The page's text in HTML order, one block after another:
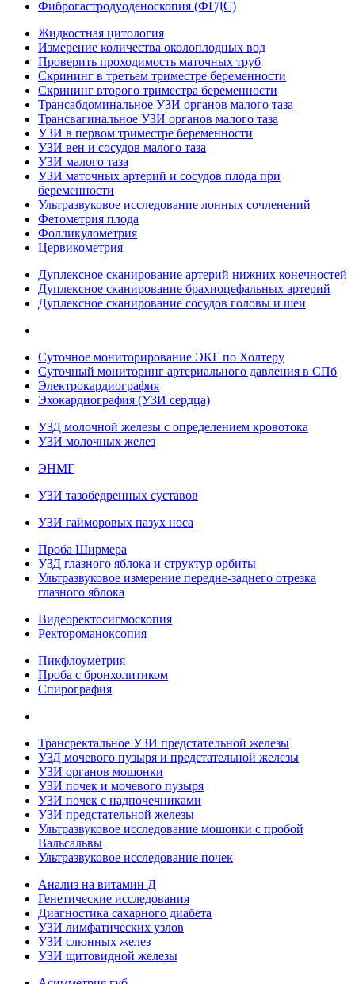
Фиброгастродуоденоскопия (ФГДС)
Жидкостная цитология
Измерение количества околоплодных вод
Проверить проходимость маточных труб
Скрининг в третьем триместре беременности
Скрининг второго триместра беременности
Трансабдоминальное УЗИ органов малого таза
Трансвагинальное УЗИ органов малого таза
УЗИ в первом триместре беременности
УЗИ вен и сосудов малого таза
УЗИ малого таза
УЗИ маточных артерий и сосудов плода при
беременности
Ультразвуковое исследование лонных сочленений
Фетометрия плода
Фолликулометрия
Цервикометрия
Дуплексное сканирование артерий нижних конечностей
Дуплексное сканирование брахиоцефальных артерий
Дуплексное сканирование сосудов головы и шеи
Суточное мониторирование ЭКГ по Холтеру
Суточный мониторинг артериального давления в СПб
Электрокардиография
Эхокардиография (УЗИ сердца)
УЗД молочной железы с определением кровотока
УЗИ молочных желез
ЭНМГ
УЗИ тазобедренных суставов
УЗИ гайморовых пазух носа
Проба Ширмера
УЗД глазного яблока и структур орбиты
Ультразвуковое измерение передне-заднего отрезка
глазного яблока
Видеоректосигмоскопия
Ректороманоксопия
Пикфлоуметрия
Проба с бронхолитиком
Спирография
Трансректальное УЗИ предстательной железы
УЗД мочевого пузыря и предстательной железы
УЗИ органов мошонки
УЗИ почек и мочевого пузыря
УЗИ почек с надпочечниками
УЗИ предстательной железы
Ультразвуковое исследование мошонки с пробой
Вальсальвы
Ультразвуковое исследование почек
Анализ на витамин Д
Генетические исследования
Диагностика сахарного диабета
УЗИ лимфатических узлов
УЗИ слюнных желез
УЗИ щитовидной железы